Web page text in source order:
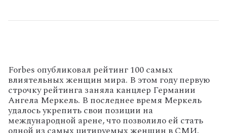
Forbes опубликовал рейтинг 100 самых
влиятельных женщин мира. В этом году первую
строчку рейтинга заняла канцлер Германии
Ангела Меркель. В последнее время Меркель
удалось укрепить свои позиции на
международной арене, что позволило ей стать